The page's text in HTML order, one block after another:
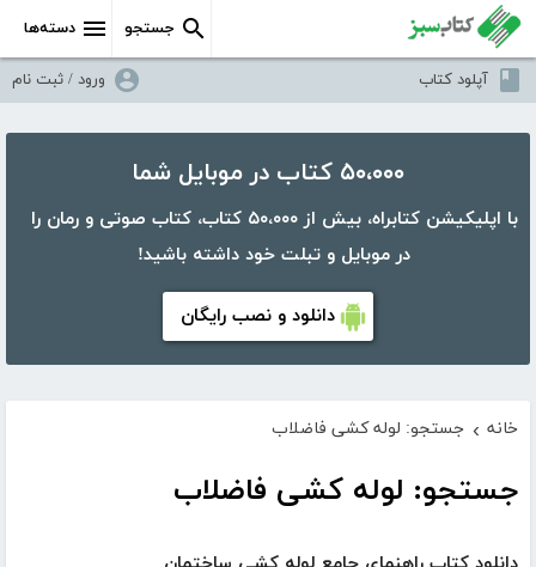
دسته‌ها جستجو
آپلود کتاب ورود / ثبت نام
۵۰،۰۰۰ کتاب در موبایل شما
با اپلیکیشن کتابراه، بیش از ۵۰،۰۰۰ کتاب، کتاب صوتی و رمان را
در موبایل و تبلت خود داشته باشید!
دانلود و نصب رایگان
خانه › جستجو: لوله کشی فاضلاب
جستجو: لوله کشی فاضلاب